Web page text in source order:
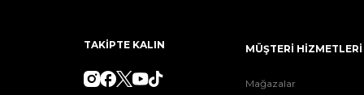
TAKİPTE KALIN MÜŞTERİ HİZMETLERİ
Mağazalar